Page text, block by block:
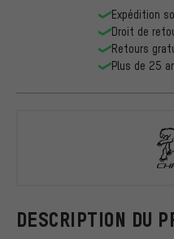
DESCRIPTION DU
Expédition
Droit de
Retours
Plus de 25